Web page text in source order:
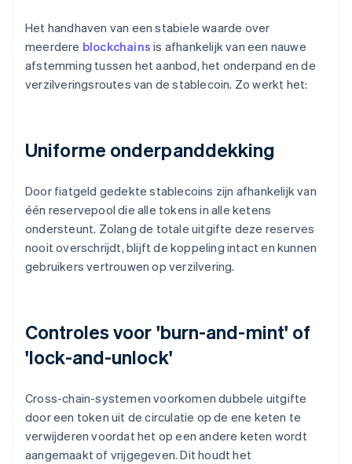
Het handhaven van een stabiele waarde over
meerdere blockchains is afhankelijk van een nauwe
afstemming tussen het aanbod, het onderpand en de
verzilveringsroutes van de stablecoin. Zo werkt het:
Uniforme onderpanddekking
Door fiatgeld gedekte stablecoins zijn afhankelijk van
één reservepool die alle tokens in alle ketens
ondersteunt. Zolang de totale uitgifte deze reserves
nooit overschrijdt, blijft de koppeling intact en kunnen
gebruikers vertrouwen op verzilvering.
Controles voor 'burn-and-mint' of
'lock-and-unlock'
Cross-chain-systemen voorkomen dubbele uitgifte
door een token uit de circulatie op de ene keten te
verwijderen voordat het op een andere keten wordt
aangemaakt of vrijgegeven. Dit houdt het